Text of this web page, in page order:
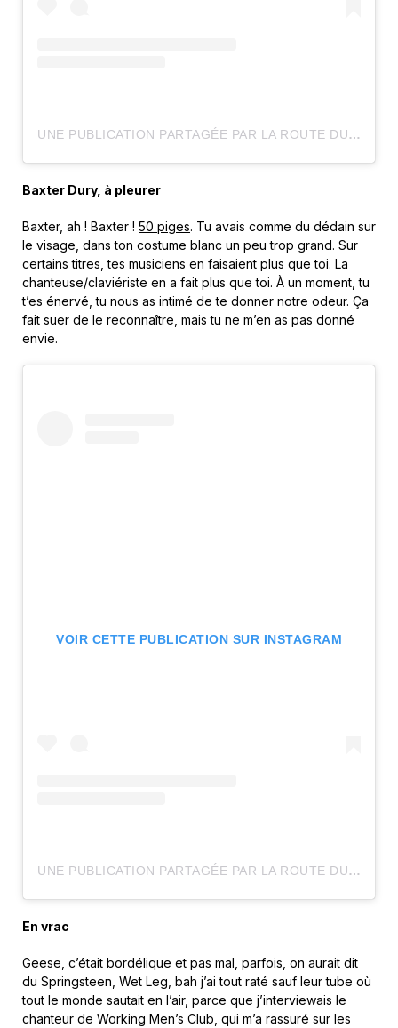
UNE PUBLICATION PARTAGÉE PAR LA ROUTE DU ROCK (@LAROUTEDUROCK)
Baxter Dury, à pleurer
Baxter, ah ! Baxter ! 50 piges. Tu avais comme du dédain sur
le visage, dans ton costume blanc un peu trop grand. Sur
certains titres, tes musiciens en faisaient plus que toi. La
chanteuse/claviériste en a fait plus que toi. À un moment, tu
t’es énervé, tu nous as intimé de te donner notre odeur. Ça
fait suer de le reconnaître, mais tu ne m’en as pas donné
envie.
VOIR CETTE PUBLICATION SUR INSTAGRAM
UNE PUBLICATION PARTAGÉE PAR LA ROUTE DU ROCK (@LAROUTEDUROCK)
En vrac
Geese, c’était bordélique et pas mal, parfois, on aurait dit
du Springsteen, Wet Leg, bah j’ai tout raté sauf leur tube où
tout le monde sautait en l’air, parce que j’interviewais le
chanteur de Working Men’s Club, qui m’a rassuré sur les